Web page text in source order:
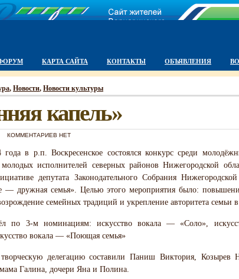
КАРТА САЙТА КОНТАКТЫ ОБЪЯВЛЕНИЯ
, Новости, Новости культуры
капель»
КОММЕНТАРИЕВ НЕТ
года в р.п. Воскресенское состоялся конкурс среди
исполнителей северных районов Нижегородской
депутата Законодательного Собрания
— дружная семья». Целью этого мероприятия было:
семейных традиций и укрепление авторитета семьи
по 3-м номинациям: искусство вокала — «Соло»,
вокала — «Поющая семья»
делегацию составили Паниш Виктория, Козырев
Галина, дочери Яна и Полина.